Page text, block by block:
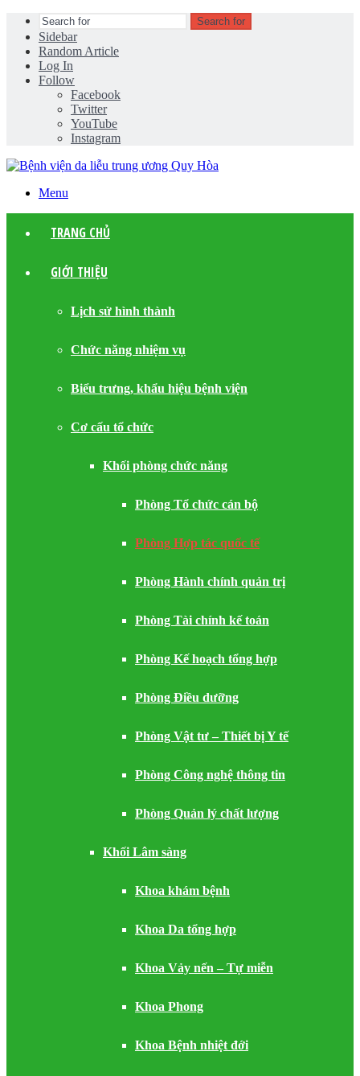
Search for
Sidebar
Random Article
Log In
Follow
Facebook
Twitter
YouTube
Instagram
Menu
TRANG CHỦ
GIỚI THIỆU
Lịch sử hình thành
Chức năng nhiệm vụ
Biểu trưng, khẩu hiệu bệnh viện
Cơ cấu tổ chức
Khối phòng chức năng
Phòng Tổ chức cán bộ
Phòng Hợp tác quốc tế
Phòng Hành chính quản trị
Phòng Tài chính kế toán
Phòng Kế hoạch tổng hợp
Phòng Điều dưỡng
Phòng Vật tư – Thiết bị Y tế
Phòng Công nghệ thông tin
Phòng Quản lý chất lượng
Khối Lâm sàng
Khoa khám bệnh
Khoa Da tổng hợp
Khoa Vảy nến – Tự miễn
Khoa Phong
Khoa Bệnh nhiệt đới